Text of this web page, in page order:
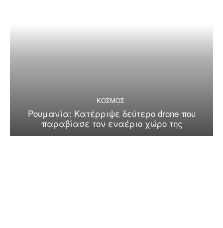
ΚΟΣΜΟΣ
Ρουμανία: Κατέρριψε δεύτερο drone που
παραβίασε τον εναέριο χώρο της